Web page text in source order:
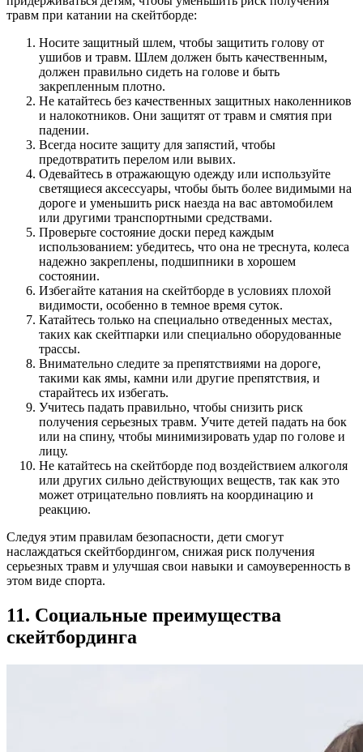
травм при катании на скейтборде:
Носите защитный шлем, чтобы защитить голову от
ушибов и травм. Шлем должен быть качественным,
должен правильно сидеть на голове и быть
закрепленным плотно.
Не катайтесь без качественных защитных наколенников
и налокотников. Они защитят от травм и смятия при
падении.
Всегда носите защиту для запястий, чтобы
предотвратить перелом или вывих.
Одевайтесь в отражающую одежду или используйте
светящиеся аксессуары, чтобы быть более видимыми на
дороге и уменьшить риск наезда на вас автомобилем
или другими транспортными средствами.
Проверьте состояние доски перед каждым
использованием: убедитесь, что она не треснута, колеса
надежно закреплены, подшипники в хорошем
состоянии.
Избегайте катания на скейтборде в условиях плохой
видимости, особенно в темное время суток.
Катайтесь только на специально отведенных местах,
таких как скейтпарки или специально оборудованные
трассы.
Внимательно следите за препятствиями на дороге,
такими как ямы, камни или другие препятствия, и
старайтесь их избегать.
Учитесь падать правильно, чтобы снизить риск
получения серьезных травм. Учите детей падать на бок
или на спину, чтобы минимизировать удар по голове и
лицу.
Не катайтесь на скейтборде под воздействием алкоголя
или других сильно действующих веществ, так как это
может отрицательно повлиять на координацию и
реакцию.
Следуя этим правилам безопасности, дети смогут
наслаждаться скейтбордингом, снижая риск получения
серьезных травм и улучшая свои навыки и самоуверенность в
этом виде спорта.
11. Социальные преимущества
скейтбординга